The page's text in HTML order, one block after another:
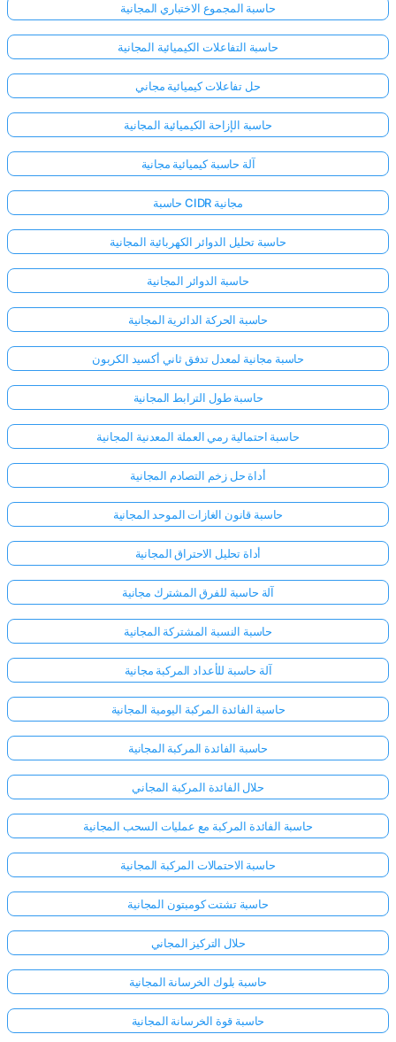
حاسبة المجموع الاختباري المجانية
حاسبة التفاعلات الكيميائية المجانية
حل تفاعلات كيميائية مجاني
حاسبة الإزاحة الكيميائية المجانية
آلة حاسبة كيميائية مجانية
حاسبة CIDR مجانية
حاسبة تحليل الدوائر الكهربائية المجانية
حاسبة الدوائر المجانية
حاسبة الحركة الدائرية المجانية
حاسبة مجانية لمعدل تدفق ثاني أكسيد الكربون
حاسبة طول الترابط المجانية
حاسبة احتمالية رمي العملة المعدنية المجانية
أداة حل زخم التصادم المجانية
حاسبة قانون الغازات الموحد المجانية
أداة تحليل الاحتراق المجانية
آلة حاسبة للفرق المشترك مجانية
حاسبة النسبة المشتركة المجانية
آلة حاسبة للأعداد المركبة مجانية
حاسبة الفائدة المركبة اليومية المجانية
حاسبة الفائدة المركبة المجانية
حلال الفائدة المركبة المجاني
حاسبة الفائدة المركبة مع عمليات السحب المجانية
حاسبة الاحتمالات المركبة المجانية
حاسبة تشتت كومبتون المجانية
حلال التركيز المجاني
حاسبة بلوك الخرسانة المجانية
حاسبة قوة الخرسانة المجانية